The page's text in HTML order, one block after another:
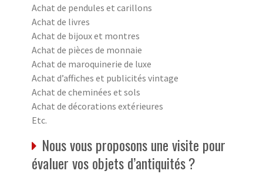
Achat de pendules et carillons
Achat de livres
Achat de bijoux et montres
Achat de pièces de monnaie
Achat de maroquinerie de luxe
Achat d’affiches et publicités vintage
Achat de cheminées et sols
Achat de décorations extérieures
Etc.
Nous vous proposons une visite pour
évaluer vos objets d’antiquités ?